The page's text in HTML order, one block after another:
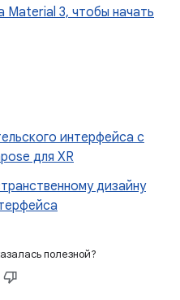
Material 3, чтобы начать
интерфейса с
для XR
дизайну
полезной?